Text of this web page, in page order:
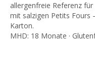
allergenfreie Referenz
mit salzigen Petits Fours
Karton.
MHD: 18 Monate ·